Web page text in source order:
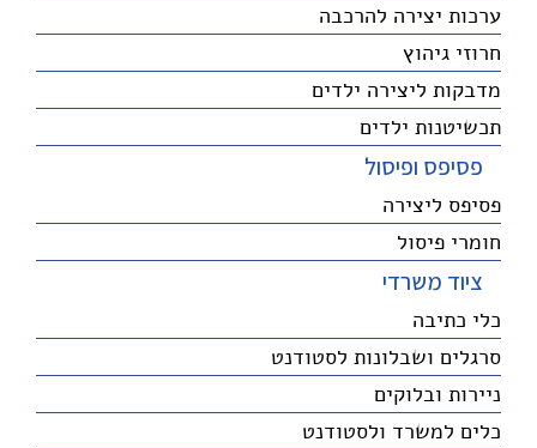
ערכות יצירה להרכבה
חרוזי גיהוץ
מדבקות ליצירה ילדים
תכשיטנות ילדים
פסיפס ופיסול
פסיפס ליצירה
חומרי פיסול
ציוד משרדי
כלי כתיבה
סרגלים ושבלונות לסטודנט
ניירות ובלוקים
כלים למשרד ולסטודנט